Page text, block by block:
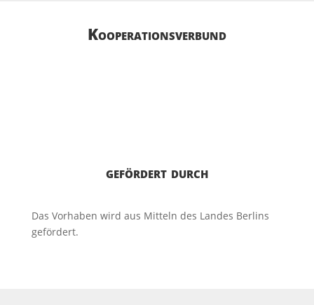
Kooperations­­verbund
gefördert durch
Das Vorhaben wird aus Mitteln des Landes Berlins
gefördert.